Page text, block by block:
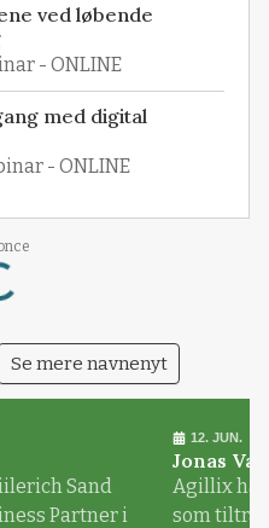
ved løbende
- ONLINE
med digital
- ONLINE
Se mere navnenyt
Sand
Partner i
12. JUN.
Jonas
Agillix har
som